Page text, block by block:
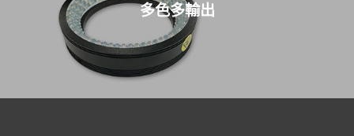
多色多輸出